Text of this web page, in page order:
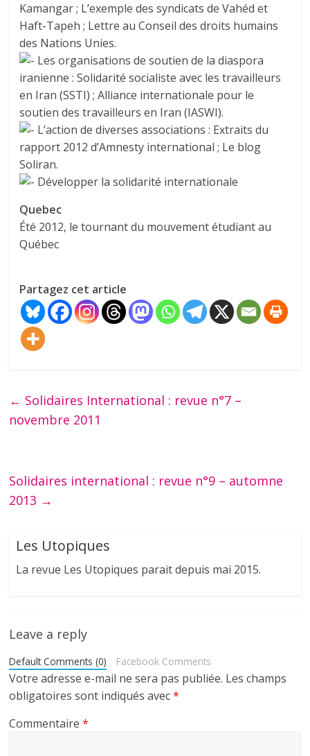
Kamangar ; L’exemple des syndicats de Vahéd et
Haft-Tapeh ; Lettre au Conseil des droits humains
des Nations Unies.
Les organisations de soutien de la diaspora
iranienne : Solidarité socialiste avec les travailleurs
en Iran (SSTI) ; Alliance internationale pour le
soutien des travailleurs en Iran (IASWI).
L’action de diverses associations : Extraits du
rapport 2012 d’Amnesty international ; Le blog
Soliran.
Développer la solidarité internationale
Quebec
Été 2012, le tournant du mouvement étudiant au
Québec
Partagez cet article
← Solidaires International : revue n°7 –
novembre 2011
Solidaires international : revue n°9 – automne
2013 →
Les Utopiques
La revue Les Utopiques parait depuis mai 2015.
Leave a reply
Default Comments (0) Facebook Comments
Votre adresse e-mail ne sera pas publiée. Les champs
obligatoires sont indiqués avec*
Commentaire*